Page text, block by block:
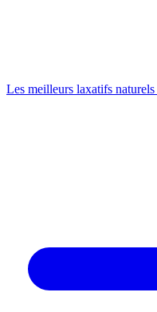
Les meilleurs laxatifs naturels